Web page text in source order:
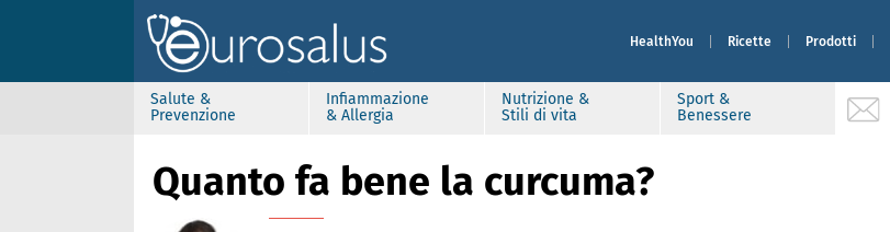
HealthYou Ricette Prodotti
Salute &
Prevenzione
Infiammazione
& Allergia
Nutrizione &
Stili di vita
Sport &
Benessere
Quanto fa bene la curcuma?